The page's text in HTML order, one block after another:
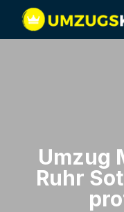
Umzug
Ruhr​